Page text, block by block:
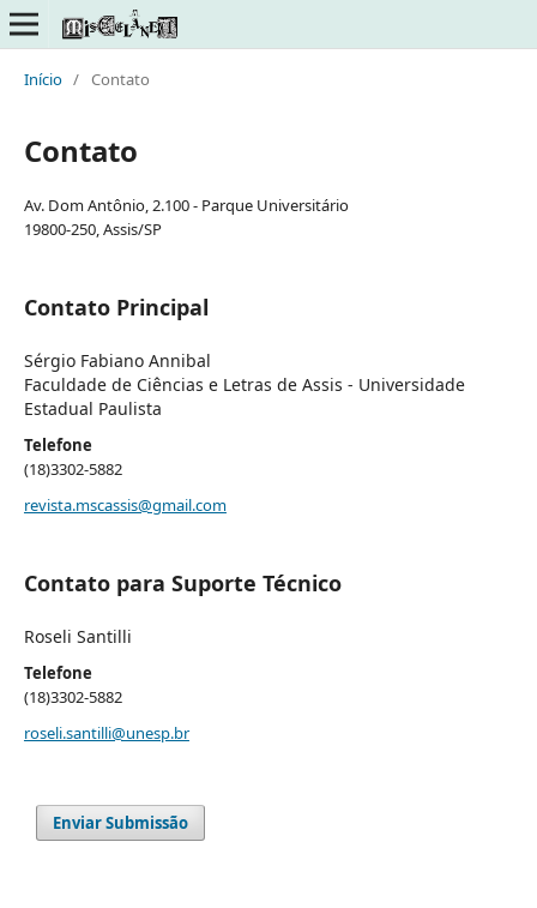
Início / Contato
Contato
Av. Dom Antônio, 2.100 - Parque Universitário
19800-250, Assis/SP
Contato Principal
Sérgio Fabiano Annibal
Faculdade de Ciências e Letras de Assis - Universidade
Estadual Paulista
Telefone
(18)3302-5882
revista.mscassis@gmail.com
Contato para Suporte Técnico
Roseli Santilli
Telefone
(18)3302-5882
roseli.santilli@unesp.br
Enviar Submissão